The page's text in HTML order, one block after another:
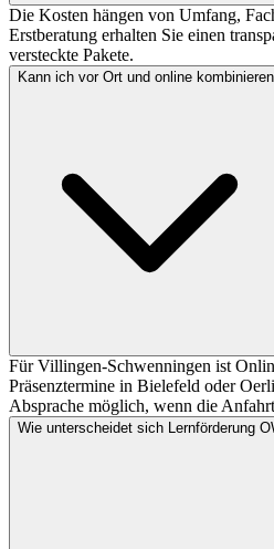
Die Kosten hängen von Umfang,
Erstberatung erhalten Sie einen
versteckte Pakete.
Kann ich vor Ort und online
Für Villingen-Schwenningen ist
Präsenztermine in Bielefeld oder
Absprache möglich, wenn die
Wie unterscheidet sich Lernförderung